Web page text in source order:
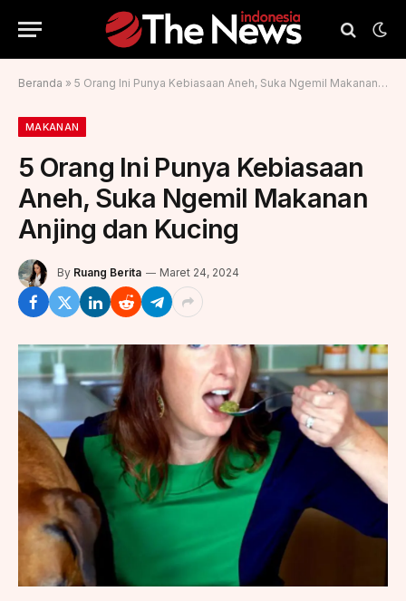
Beranda » 5 Orang Ini Punya Kebiasaan Aneh, Suka Ngemil Makanan Anjing dan Kucing
MAKANAN
5 Orang Ini Punya Kebiasaan
Aneh, Suka Ngemil Makanan
Anjing dan Kucing
By Ruang Berita Maret 24, 2024